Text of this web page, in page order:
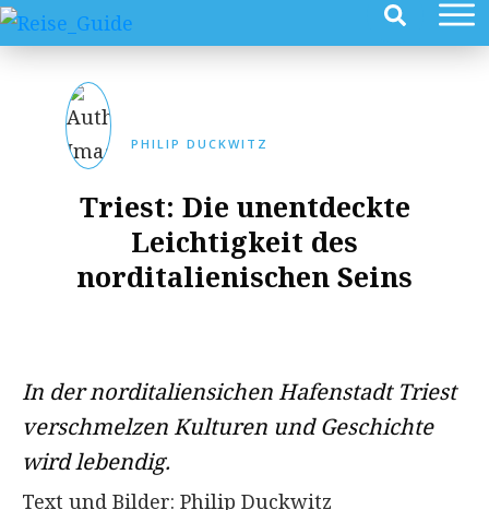
PHILIP DUCKWITZ
Triest: Die unentdeckte
Leichtigkeit des
norditalienischen Seins
In der norditaliensichen Hafenstadt Triest
verschmelzen Kulturen und Geschichte
wird lebendig.
Text und Bilder: Philip Duckwitz